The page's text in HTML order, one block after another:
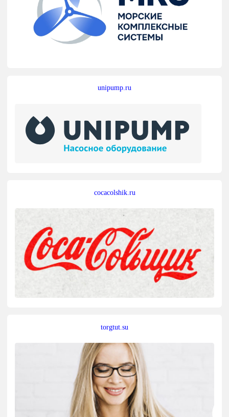
unipump.ru
cocacolshik.ru
torgtut.su